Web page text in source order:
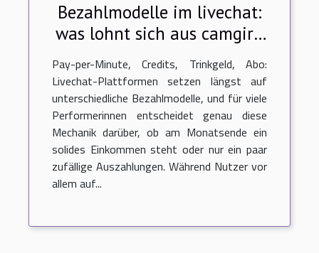
Bezahlmodelle im livechat:
was lohnt sich aus camgirl-
sicht?
Pay-per-Minute, Credits, Trinkgeld, Abo:
Livechat-Plattformen setzen längst auf
unterschiedliche Bezahlmodelle, und für viele
Performerinnen entscheidet genau diese
Mechanik darüber, ob am Monatsende ein
solides Einkommen steht oder nur ein paar
zufällige Auszahlungen. Während Nutzer vor
allem auf...